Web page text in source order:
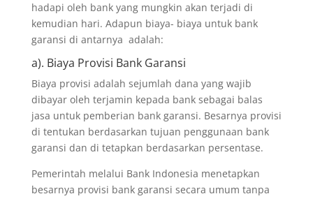
hadapi oleh bank yang mungkin akan terjadi di
kemudian hari. Adapun biaya- biaya untuk bank
garansi di antarnya adalah:
a). Biaya Provisi Bank Garansi
Biaya provisi adalah sejumlah dana yang wajib
dibayar oleh terjamin kepada bank sebagai balas
jasa untuk pemberian bank garansi. Besarnya provisi
di tentukan berdasarkan tujuan penggunaan bank
garansi dan di tetapkan berdasarkan persentase.
Pemerintah melalui Bank Indonesia menetapkan
besarnya provisi bank garansi secara umum tanpa